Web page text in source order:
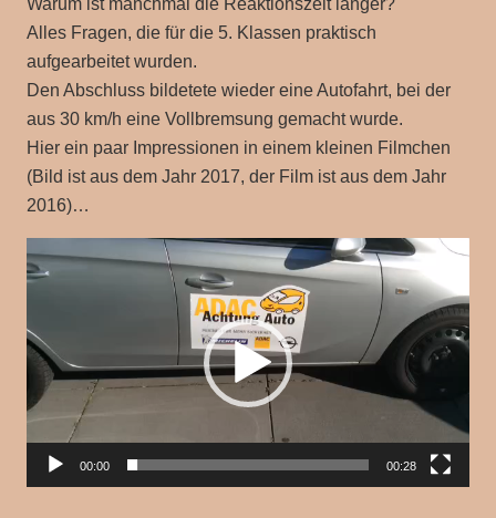
Warum ist manchmal die Reaktionszeit länger?
Alles Fragen, die für die 5. Klassen praktisch
aufgearbeitet wurden.
Den Abschluss bildetete wieder eine Autofahrt, bei der
aus 30 km/h eine Vollbremsung gemacht wurde.
Hier ein paar Impressionen in einem kleinen Filmchen
(Bild ist aus dem Jahr 2017, der Film ist aus dem Jahr
2016)…
Video-
Player
00:00 00:28